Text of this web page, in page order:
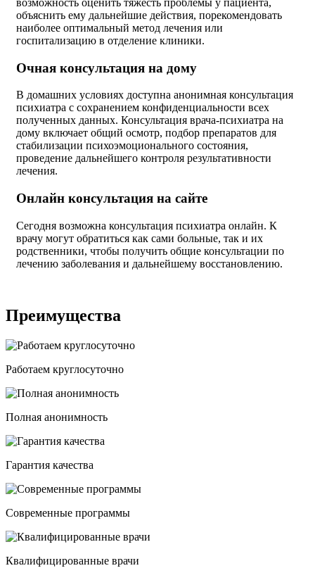
объяснить ему дальнейшие действия, порекомендовать
наиболее оптимальный метод лечения или
госпитализацию в отделение клиники.
Очная консультация на дому
В домашних условиях доступна анонимная консультация
психиатра с сохранением конфиденциальности всех
полученных данных. Консультация врача-психиатра на
дому включает общий осмотр, подбор препаратов для
стабилизации психоэмоционального состояния,
проведение дальнейшего контроля результативности
лечения.
Онлайн консультация на сайте
Сегодня возможна консультация психиатра онлайн. К
врачу могут обратиться как сами больные, так и их
родственники, чтобы получить общие консультации по
лечению заболевания и дальнейшему восстановлению.
Преимущества
Работаем круглосуточно
Полная анонимность
Гарантия качества
Современные программы
Квалифицированные врачи